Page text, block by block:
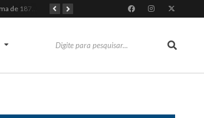
O Fantasma de 1877 e o Alerta de 2027: O Reciprocidalismo Como Escudo Contra o Novo El NiñoPh.D. Nizomar Falcão